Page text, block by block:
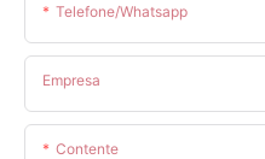
Telefone/whatsapp
Empresa
Contente